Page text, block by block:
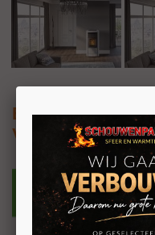
EK63
Vrijstaande